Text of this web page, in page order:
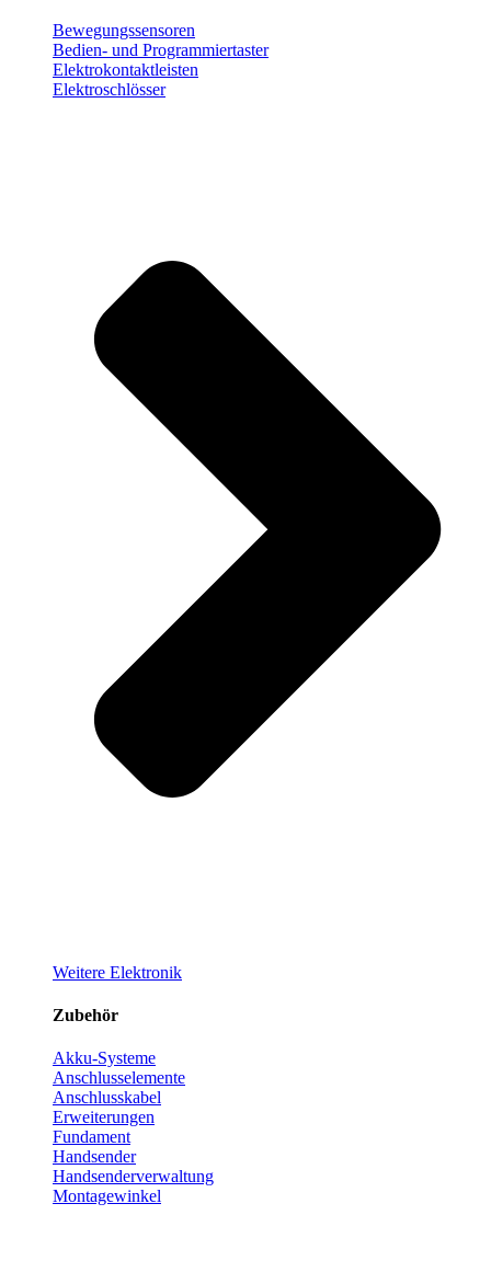
Bewegungssensoren
Bedien- und Programmiertaster
Elektrokontaktleisten
Elektroschlösser
Weitere Elektronik
Zubehör
Akku-Systeme
Anschlusselemente
Anschlusskabel
Erweiterungen
Fundament
Handsender
Handsenderverwaltung
Montagewinkel